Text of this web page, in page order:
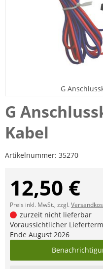
G
G
Kabel
Artikelnummer: 35270
12,50 €
Preis inkl. MwSt., zzgl.
zurzeit nicht lieferbar
Voraussichtlicher
Ende August 2026